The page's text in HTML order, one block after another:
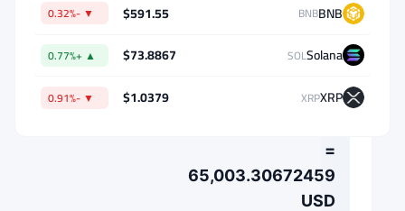
TO
1
=
65,003.30672459
USD
BNB
BNB
$591.55
▼ -0.32%
Solana
SOL
$73.8867
▲ +0.77%
XRP
XRP
$1.0379
▼ -0.91%